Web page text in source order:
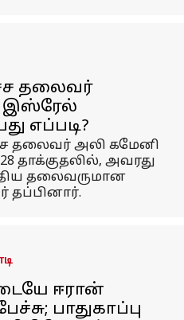
தலைவர்
இஸ்ரேல்
எப்படி?
தலைவர் அலி கமேனி
தாக்குதலில், அவரது
தலைவருமான
தப்பினார்.
ஈரான்
பாதுகாப்பு